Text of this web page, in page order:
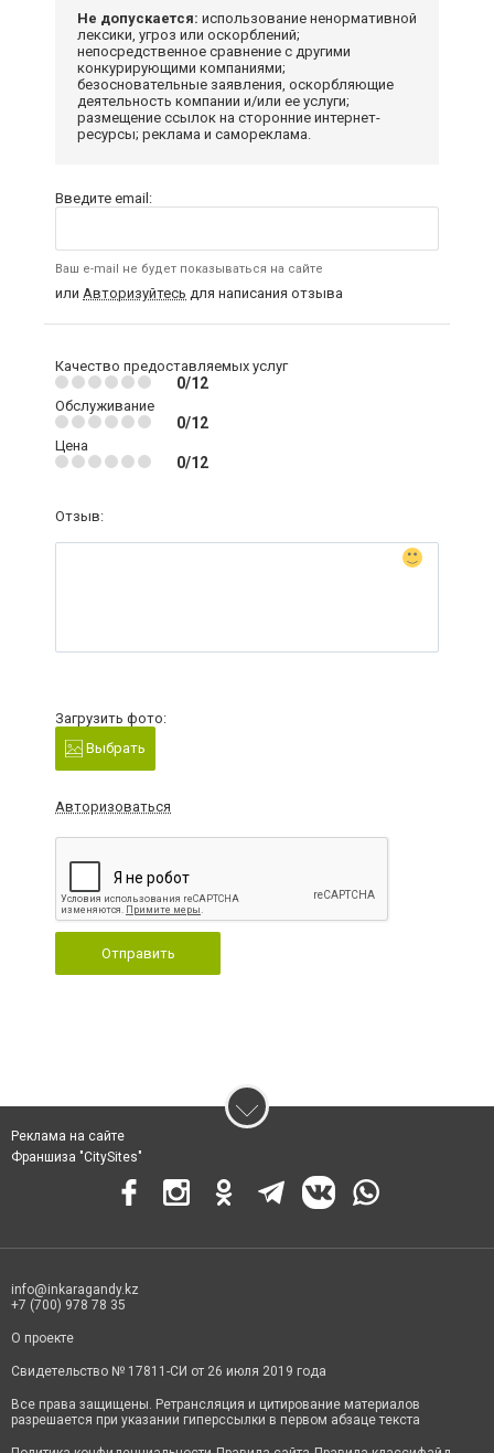
Не допускается: использование ненормативной
лексики, угроз или оскорблений;
непосредственное сравнение с другими
конкурирующими компаниями;
безосновательные заявления, оскорбляющие
деятельность компании и/или ее услуги;
размещение ссылок на сторонние интернет-
ресурсы; реклама и самореклама.
Введите email:
Ваш e-mail не будет показываться на сайте
или Авторизуйтесь для написания отзыва
Качество предоставляемых услуг
0/12
Обслуживание
0/12
Цена
0/12
Отзыв:
Загрузить фото:
Выбрать
Авторизоваться
Отправить
Реклама на сайте
Франшиза "CitySites"
info@inkaragandy.kz
+7 (700) 978 78 35
О проекте
Свидетельство № 17811-СИ от 26 июля 2019 года
Все права защищены. Ретрансляция и цитирование материалов
разрешается при указании гиперссылки в первом абзаце текста